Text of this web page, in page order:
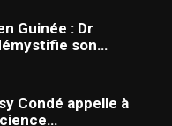
Guinée : Dr
son…
Condé appelle à